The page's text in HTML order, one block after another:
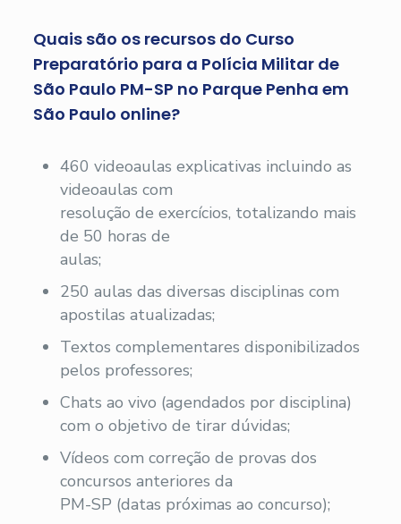
Quais são os recursos do Curso
Preparatório para a Polícia Militar de
São Paulo PM-SP no Parque Penha em
São Paulo online?
460 videoaulas explicativas incluindo as
videoaulas com
resolução de exercícios, totalizando mais
de 50 horas de
aulas;
250 aulas das diversas disciplinas com
apostilas atualizadas;
Textos complementares disponibilizados
pelos professores;
Chats ao vivo (agendados por disciplina)
com o objetivo de tirar dúvidas;
Vídeos com correção de provas dos
concursos anteriores da
PM-SP (datas próximas ao concurso);